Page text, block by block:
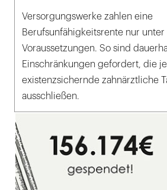
Versorgungswerke zahlen eine
Berufsunfähigkeitsrente nur unter
Voraussetzungen. So sind
Einschränkungen gefordert, die
existenzsichernde zahnärztliche
ausschließen.